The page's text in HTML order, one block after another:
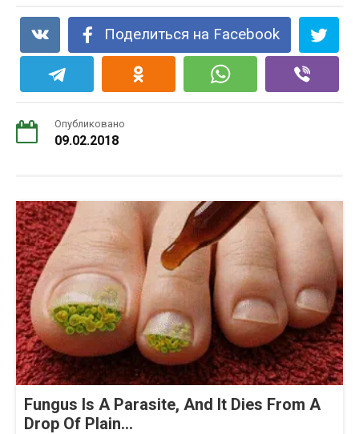
Поделиться на Facebook
Опубликовано
09.02.2018
Fungus Is A Parasite, And It Dies From A
Drop Of Plain...